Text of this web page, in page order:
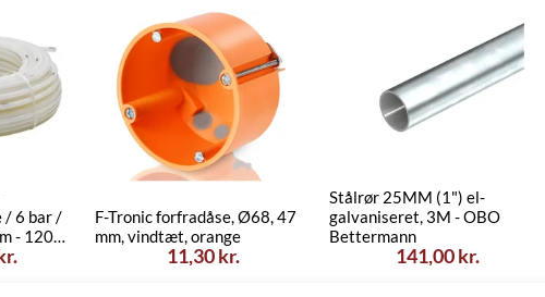
/ 6 bar /
- 120
F-Tronic forfradåse, Ø68, 47
mm, vindtæt, orange
11,30 kr.
Stålrør 25MM (1") el-
galvaniseret, 3M - OBO
Bettermann
141,00 kr.